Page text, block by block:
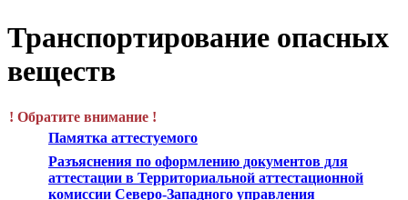
Транспортирование опасных
веществ
! Обратите внимание !
Памятка аттестуемого
Разъяснения по оформлению документов для
аттестации в Территориальной аттестационной
комиссии Северо-Западного управления